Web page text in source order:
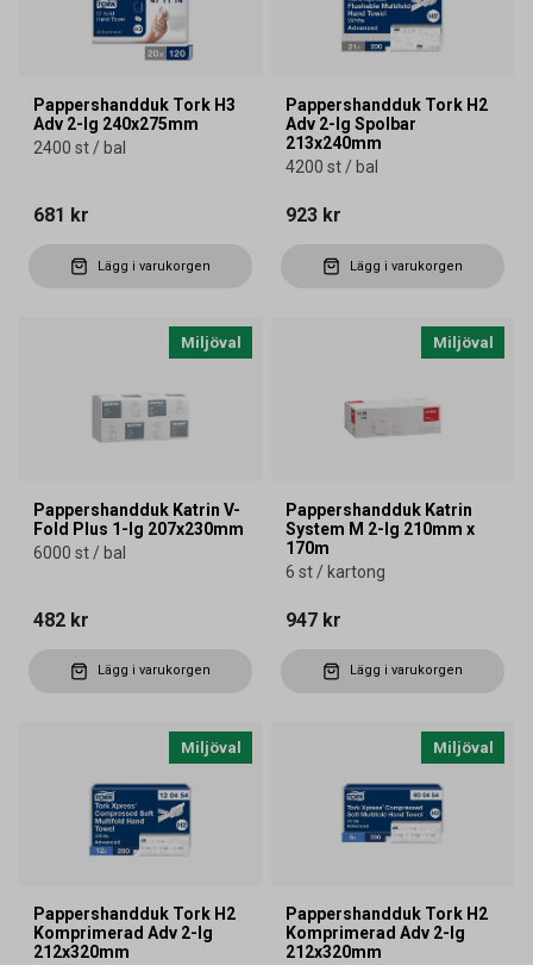
Pappershandduk Tork H3
Adv 2-lg 240x275mm
2400 st / bal
681 kr
Lägg i varukorgen
Pappershandduk Tork H2
Adv 2-lg Spolbar
213x240mm
4200 st / bal
923 kr
Lägg i varukorgen
Miljöval
Pappershandduk Katrin V-
Fold Plus 1-lg 207x230mm
6000 st / bal
482 kr
Lägg i varukorgen
Miljöval
Pappershandduk Katrin
System M 2-lg 210mm x
170m
6 st / kartong
947 kr
Lägg i varukorgen
Miljöval
Pappershandduk Tork H2
Komprimerad Adv 2-lg
212x320mm
Miljöval
Pappershandduk Tork H2
Komprimerad Adv 2-lg
212x320mm